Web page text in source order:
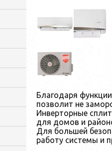
Благодаря
позволит не
Инверторные
для домов и
Для большей
работу системы и